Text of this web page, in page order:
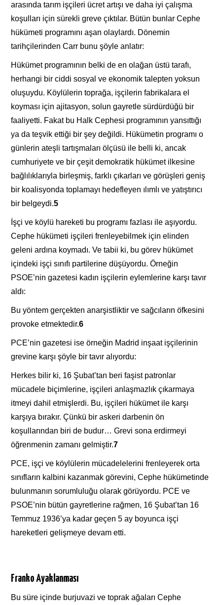
arasında tarım işçileri ücret artışı ve daha iyi çalışma
koşulları için sürekli greve çıktılar. Bütün bunlar Cephe
hükümeti programını aşan olaylardı. Dönemin
tarihçilerinden Carr bunu şöyle anlatır:
Hükümet programının belki de en olağan üstü tarafı,
herhangi bir ciddi sosyal ve ekonomik talepten yoksun
oluşuydu. Köylülerin toprağa, işçilerin fabrikalara el
koyması için ajitasyon, solun gayretle sürdürdüğü bir
faaliyetti. Fakat bu Halk Cephesi programının yansıttığı
ya da teşvik ettiği bir şey değildi. Hükümetin programı o
günlerin ateşli tartışmaları ölçüsü ile belli ki, ancak
cumhuriyete ve bir çeşit demokratik hükümet ilkesine
bağlılıklarıyla birleşmiş, farklı çıkarları ve görüşleri geniş
bir koalisyonda toplamayı hedefleyen ılımlı ve yatıştırıcı
bir belgeydi.5
İşçi ve köylü hareketi bu programı fazlası ile aşıyordu.
Cephe hükümeti işçileri frenleyebilmek için elinden
geleni ardına koymadı. Ve tabii ki, bu görev hükümet
içindeki işçi sınıfı partilerine düşüyordu. Örneğin
PSOE’nin gazetesi kadın işçilerin eylemlerine karşı tavır
aldı:
Bu yöntem gerçekten anarşistliktir ve sağcıların öfkesini
provoke etmektedir.6
PCE’nin gazetesi ise örneğin Madrid inşaat işçilerinin
grevine karşı şöyle bir tavır alıyordu:
Herkes bilir ki, 16 Şubat’tan beri faşist patronlar
mücadele biçimlerine, işçileri anlaşmazlık çıkarmaya
itmeyi dahil etmişlerdi. Bu, işçileri hükümet ile karşı
karşıya bırakır. Çünkü bir askeri darbenin ön
koşullarından biri de budur… Grevi sona erdirmeyi
öğrenmenin zamanı gelmiştir.7
PCE, işçi ve köylülerin mücadelelerini frenleyerek orta
sınıfların kalbini kazanmak görevini, Cephe hükümetinde
bulunmanın sorumluluğu olarak görüyordu. PCE ve
PSOE’nin bütün gayretlerine rağmen, 16 Şubat’tan 16
Temmuz 1936’ya kadar geçen 5 ay boyunca işçi
hareketleri gelişmeye devam etti.
Franko Ayaklanması
Bu süre içinde burjuvazi ve toprak ağaları Cephe